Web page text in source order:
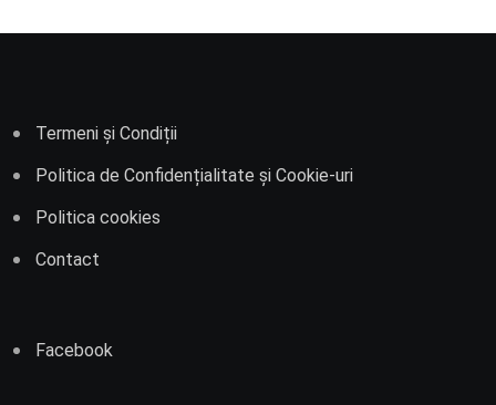
Termeni și Condiții
Politica de Confidențialitate și Cookie-uri
Politica cookies
Contact
Facebook